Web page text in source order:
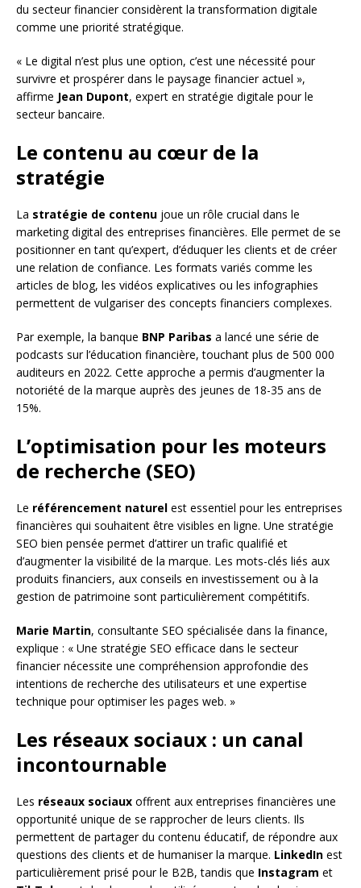
du secteur financier considèrent la transformation digitale
comme une priorité stratégique.
« Le digital n’est plus une option, c’est une nécessité pour
survivre et prospérer dans le paysage financier actuel »,
affirme Jean Dupont, expert en stratégie digitale pour le
secteur bancaire.
Le contenu au cœur de la
stratégie
La stratégie de contenu joue un rôle crucial dans le
marketing digital des entreprises financières. Elle permet de se
positionner en tant qu’expert, d’éduquer les clients et de créer
une relation de confiance. Les formats variés comme les
articles de blog, les vidéos explicatives ou les infographies
permettent de vulgariser des concepts financiers complexes.
Par exemple, la banque BNP Paribas a lancé une série de
podcasts sur l’éducation financière, touchant plus de 500 000
auditeurs en 2022. Cette approche a permis d’augmenter la
notoriété de la marque auprès des jeunes de 18-35 ans de
15%.
L’optimisation pour les moteurs
de recherche (SEO)
Le référencement naturel est essentiel pour les entreprises
financières qui souhaitent être visibles en ligne. Une stratégie
SEO bien pensée permet d’attirer un trafic qualifié et
d’augmenter la visibilité de la marque. Les mots-clés liés aux
produits financiers, aux conseils en investissement ou à la
gestion de patrimoine sont particulièrement compétitifs.
Marie Martin, consultante SEO spécialisée dans la finance,
explique : « Une stratégie SEO efficace dans le secteur
financier nécessite une compréhension approfondie des
intentions de recherche des utilisateurs et une expertise
technique pour optimiser les pages web. »
Les réseaux sociaux : un canal
incontournable
Les réseaux sociaux offrent aux entreprises financières une
opportunité unique de se rapprocher de leurs clients. Ils
permettent de partager du contenu éducatif, de répondre aux
questions des clients et de humaniser la marque. LinkedIn est
particulièrement prisé pour le B2B, tandis que Instagram et